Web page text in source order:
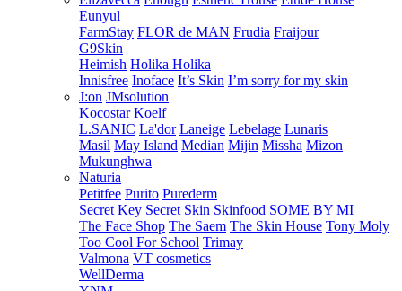
Eunyul
FarmStay FLOR de MAN Frudia Fraijour
G9Skin
Heimish Holika Holika
Innisfree Inoface It’s Skin I’m sorry for my skin
J:on JMsolution
Kocostar Koelf
L.SANIC La'dor Laneige Lebelage Lunaris
Masil May Island Median Mijin Missha Mizon
Mukunghwa
Naturia
Petitfee Purito Purederm
Secret Key Secret Skin Skinfood SOME BY MI
The Face Shop The Saem The Skin House Tony Moly
Too Cool For School Trimay
Valmona VT cosmetics
WellDerma